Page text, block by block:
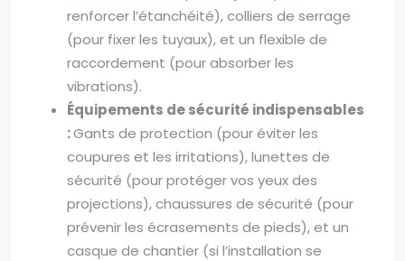
renforcer l’étanchéité), colliers de serrage
(pour fixer les tuyaux), et un flexible de
raccordement (pour absorber les
vibrations).
Équipements de sécurité indispensables
:Gants de protection (pour éviter les
coupures et les irritations), lunettes de
sécurité (pour protéger vos yeux des
projections), chaussures de sécurité (pour
prévenir les écrasements de pieds), et un
casque de chantier (si l’installation se